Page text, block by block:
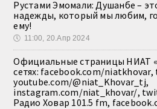
Рустами Эмомали: Душанбе –
надежды, который мы любим,
ему!
🕔 11:00, 20.Апр 2024
Официальные страницы НИАТ
сетях: facebook.com/
youtube.com/@niat_Khovar_tj,
instagram.com/niat_khovar/,
Радио Ховар 101.5 fm,